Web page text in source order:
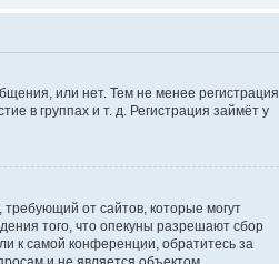
или нет. Тем не менее регистрация
в группах и т. д. Регистрация займёт у
от сайтов, которые могут
того, что опекуны разрешают сбор
к самой конференции, обратитесь за